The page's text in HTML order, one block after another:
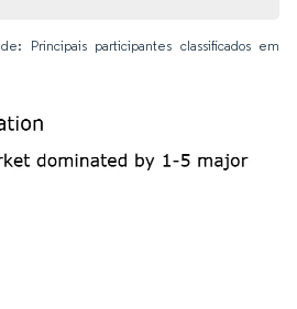
Principais participantes classificados em